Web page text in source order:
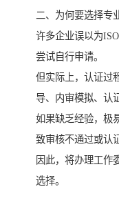
二、为何要选择专
许多企业误以为
尝试自行申请。
但实际上，认证过
导、内审模拟、认
如果缺乏经验，极
致审核不通过或认
因此，将办理工作
选择。